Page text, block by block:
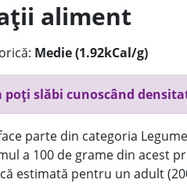
aliment
Medie (1.92kCal/g)
poți slăbi cunoscând
parte din categoria
a 100 de grame din acest
estimată pentru un adult